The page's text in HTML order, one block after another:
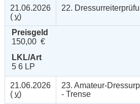
21.06.2026
( v)
22.
Preisgeld
150,00 €
LKL/Art
5 6 LP
21.06.2026
( v)
23. Amateur-
- Trense